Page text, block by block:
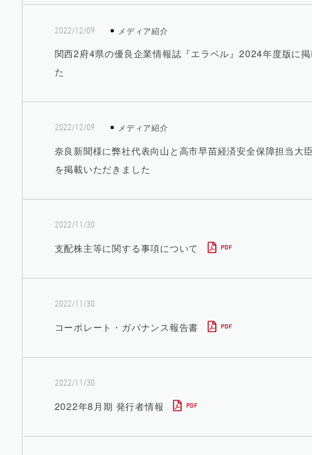
2022/12/09 メディア紹介
関西2府4県の優良企業情報誌『エラベル』2024年度版に
た
2022/12/09 メディア紹介
奈良新聞様に弊社代表向山と高市早苗経済安全保障担当大
を掲載いただきました
2022/11/30
支配株主等に関する事項について PDF
2022/11/30
コーポレート・ガバナンス報告書 PDF
2022/11/30
2022年8月期 発行者情報 PDF